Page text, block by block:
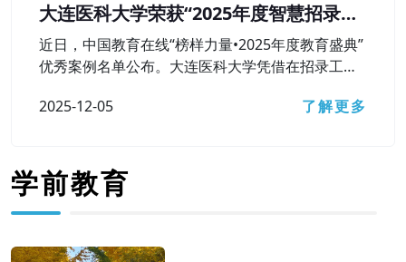
大连医科大学荣获“2025年度智慧招录较
好本科高校”奖
近日，中国教育在线“榜样力量•2025年度教育盛典”
优秀案例名单公布。大连医科大学凭借在招录工作
果，获评“2025年度智慧招录较好本科高校”荣誉称
2025-12-05 了解更多
学前教育